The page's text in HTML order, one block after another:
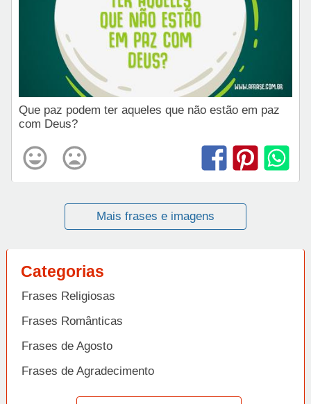
Que paz podem ter aqueles que não estão em paz
com Deus?
Mais frases e imagens
Categorias
Frases Religiosas
Frases Românticas
Frases de Agosto
Frases de Agradecimento
Frases de Amizade